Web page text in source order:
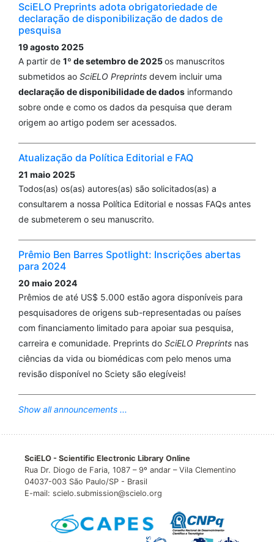
SciELO Preprints adota obrigatoriedade de
declaração de disponibilização de dados de
pesquisa
19 agosto 2025
A partir de 1º de setembro de 2025os manuscritos
submetidos ao SciELO Preprints devem incluir uma
declaração de disponibilidade de dados informando
sobre onde e como os dados da pesquisa que deram
origem ao artigo podem ser acessados.
Atualização da Política Editorial e FAQ
21 maio 2025
Todos(as) os(as) autores(as) são solicitados(as) a
consultarem a nossa Política Editorial e nossas FAQs antes
de submeterem o seu manuscrito.
Prêmio Ben Barres Spotlight: Inscrições abertas
para 2024
20 maio 2024
Prêmios de até US$ 5.000 estão agora disponíveis para
pesquisadores de origens sub-representadas ou países
com financiamento limitado para apoiar sua pesquisa,
carreira e comunidade. Preprints do SciELO Preprints nas
ciências da vida ou biomédicas com pelo menos uma
revisão disponível no Sciety são elegíveis!
Show all announcements ...
SciELO - Scientific Electronic Library Online
Rua Dr. Diogo de Faria, 1087 – 9º andar – Vila Clementino
04037-003 São Paulo/SP - Brasil
E-mail: scielo.submission@scielo.org